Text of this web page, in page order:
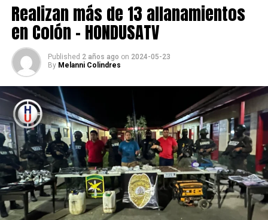
Realizan más de 13 allanamientos
en Colón – HONDUSATV
Published 2 años ago on 2024-05-23
By Melanni Colindres